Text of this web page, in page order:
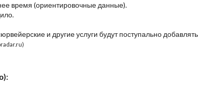
время (ориентировочные данные).
и другие услуги будут поступально